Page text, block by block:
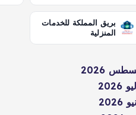
بريق المملكة للخدمات
المنزلية
2026
2026